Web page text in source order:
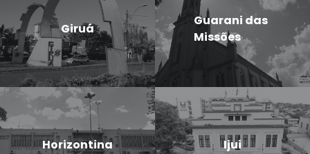
Giruá
Guarani das
Missões
Horizontina Ijui